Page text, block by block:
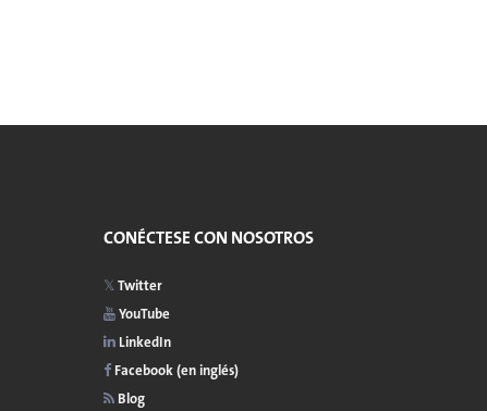
CONÉCTESE CON NOSOTROS
Twitter
YouTube
LinkedIn
Facebook (en inglés)
Blog